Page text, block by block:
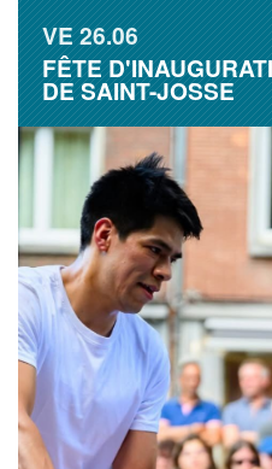
VE26.06
FÊTE
DE SAINT-JOSSE